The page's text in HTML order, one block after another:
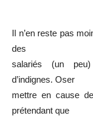
Il n’en reste pas
des
salariés (un
d’indignes. Oser
mettre en cause
prétendant que